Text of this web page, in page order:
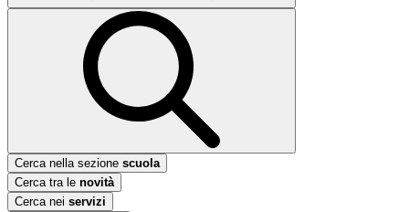
Cerca nella sezione scuola
Cerca tra le novità
Cerca nei servizi